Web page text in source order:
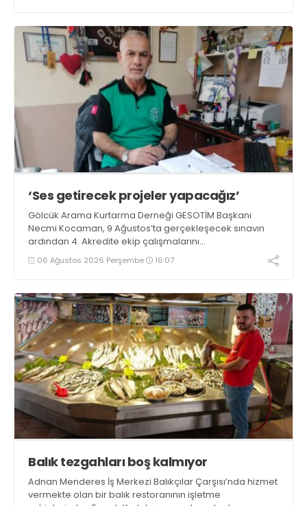
‘Ses getirecek projeler yapacağız’
Gölcük Arama Kurtarma Derneği GESOTİM Başkanı
Necmi Kocaman, 9 Ağustos’ta gerçekleşecek sınavın
ardından 4. Akredite ekip çalışmalarını
tamamlayacaklarını ifade ederek açıklamalarda
bulundu. Kocaman, “Gölcük’te ve Kocaeli genelinde ses
06 Ağustos 2026 Perşembe 16:07
Balık tezgahları boş kalmıyor
Adnan Menderes İş Merkezi Balıkçılar Çarşısı’nda hizmet
vermekte olan bir balık restoranının işletme